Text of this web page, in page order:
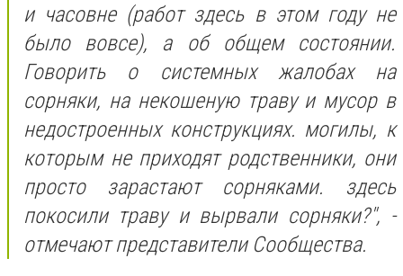
и часовне (работ здесь в этом году не
было вовсе), а об общем состоянии.
Говорить о системных жалобах на
сорняки, на некошеную траву и мусор в
недостроенных конструкциях. могилы, к
которым не приходят родственники, они
просто зарастают сорняками. здесь
покосили траву и вырвали сорняки?", -
отмечают представители Сообщества.